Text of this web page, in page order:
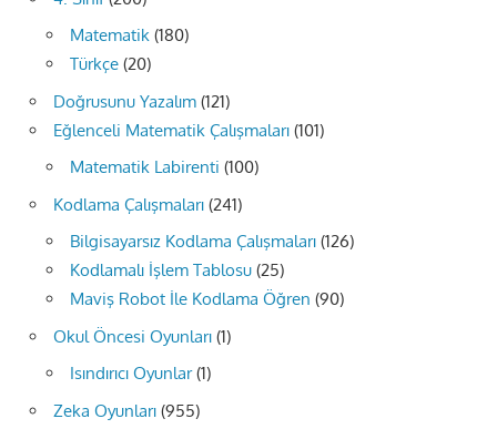
Matematik (180)
Türkçe (20)
Doğrusunu Yazalım (121)
Eğlenceli Matematik Çalışmaları (101)
Matematik Labirenti (100)
Kodlama Çalışmaları (241)
Bilgisayarsız Kodlama Çalışmaları (126)
Kodlamalı İşlem Tablosu (25)
Maviş Robot İle Kodlama Öğren (90)
Okul Öncesi Oyunları (1)
Isındırıcı Oyunlar(1)
Zeka Oyunları (955)